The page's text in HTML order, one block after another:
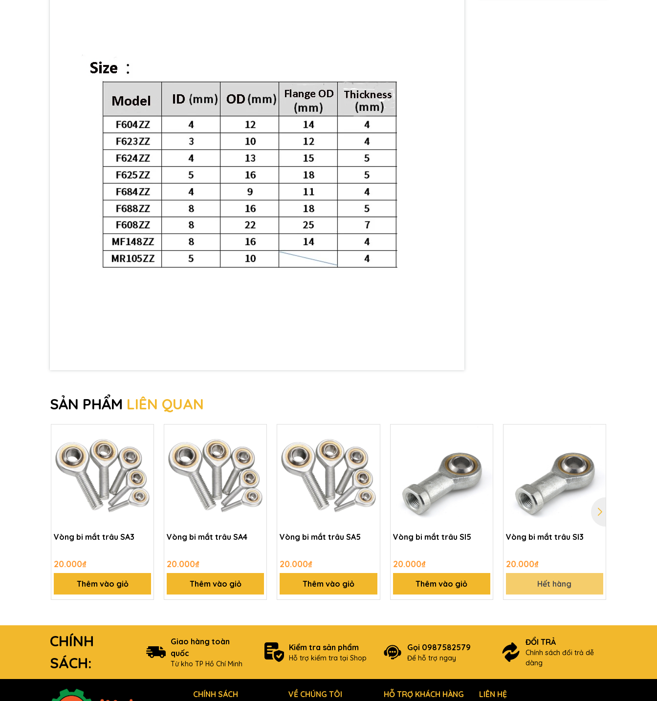
SẢN PHẨM LIÊN QUAN
Vòng bi mắt trâu SA3
20.000₫
Thêm vào giỏ
Vòng bi mắt trâu SA4
20.000₫
Thêm vào giỏ
Vòng bi mắt trâu SA5
20.000₫
Thêm vào giỏ
Vòng bi mắt trâu SI5
20.000₫
Thêm vào giỏ
Vòng bi mắt trâu SI3
20.000₫
Hết hàng
CHÍNH
SÁCH:
Giao hàng toàn
quốc
Từ kho TP Hồ Chí Minh
Kiểm tra sản phẩm
Hỗ trợ kiểm tra tại Shop
Gọi 0987582579
Để hỗ trợ ngay
ĐỔI TRẢ
Chính sách đổi trả dễ
dàng
CHÍNH SÁCH VỀ CHÚNG TÔI HỖ TRỢ KHÁCH HÀNG LIÊN HỆ